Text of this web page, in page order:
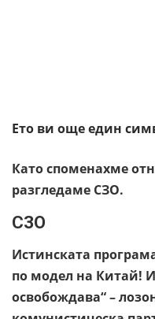
Ето ви още един
Като споменахме
разгледаме СЗО.
СЗО
Истинската
по модел на Китай!
освобождава“ –